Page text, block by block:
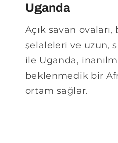
Uganda
Açık savan ovaları,
şelaleleri ve uzun,
ile Uganda,
beklenmedik bir
ortam sağlar.